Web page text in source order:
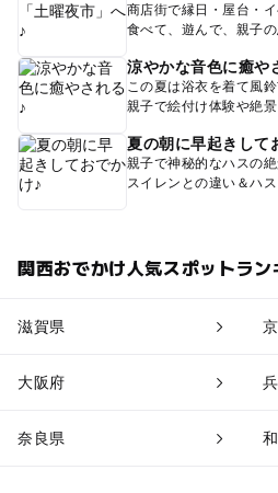
商店街で縁日・屋台・イ
食べて、遊んで、親子
涼やかな音色に癒や
この夏は浴衣を着て風
親子で絵付け体験や絶
夏の朝に早起きして
親子で神秘的なハスの絶
スイレンとの違い＆ハ
関西おでかけ人気スポットラン
滋賀県
大阪府
奈良県